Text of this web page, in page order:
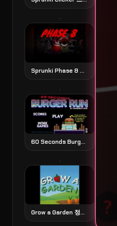
Sprunki Phase 8 스프룽키 페이즈 8
60 Seconds Burger Run 60초 버거 런
Grow a Garden 정원 가꾸기 시뮬레이션